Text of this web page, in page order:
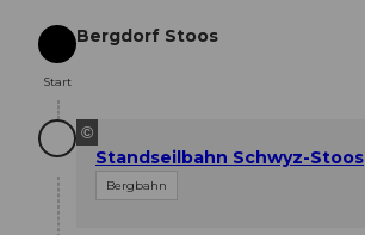
Start
Start
Bergdorf Stoos
©
Standseilbahn Schwyz-Stoos
Bergbahn